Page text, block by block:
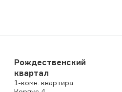
Рождественский
квартал
1-комн. квартира